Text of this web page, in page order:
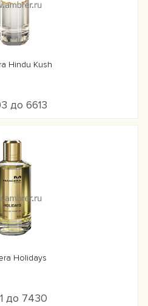
Hindu Kush
до 6613
Holidays
до 7430